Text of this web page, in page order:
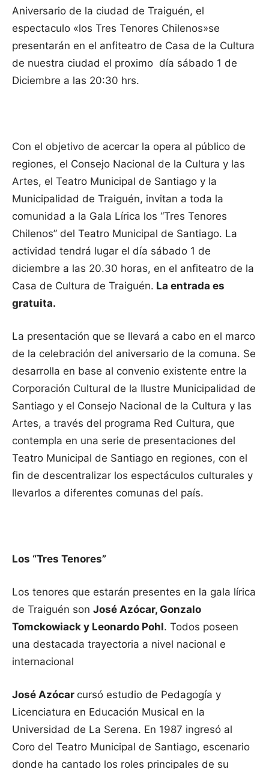
Aniversario de la ciudad de Traiguén, el
espectaculo «los Tres Tenores Chilenos»se
presentarán en el anfiteatro de Casa de la Cultura
de nuestra ciudad el proximo día sábado 1 de
Diciembre a las 20:30 hrs.
Con el objetivo de acercar la opera al público de
regiones, el Consejo Nacional de la Cultura y las
Artes, el Teatro Municipal de Santiago y la
Municipalidad de Traiguén, invitan a toda la
comunidad a la Gala Lírica los “Tres Tenores
Chilenos” del Teatro Municipal de Santiago. La
actividad tendrá lugar el día sábado 1 de
diciembre a las 20.30 horas, en el anfiteatro de la
Casa de Cultura de Traiguén. La entrada es
gratuita.
La presentación que se llevará a cabo en el marco
de la celebración del aniversario de la comuna. Se
desarrolla en base al convenio existente entre la
Corporación Cultural de la Ilustre Municipalidad de
Santiago y el Consejo Nacional de la Cultura y las
Artes, a través del programa Red Cultura, que
contempla en una serie de presentaciones del
Teatro Municipal de Santiago en regiones, con el
fin de descentralizar los espectáculos culturales y
llevarlos a diferentes comunas del país.
Los “Tres Tenores”
Los tenores que estarán presentes en la gala lírica
de Traiguén son José Azócar, Gonzalo
Tomckowiack y Leonardo Pohl. Todos poseen
una destacada trayectoria a nivel nacional e
internacional
José Azócar cursó estudio de Pedagogía y
Licenciatura en Educación Musical en la
Universidad de La Serena. En 1987 ingresó al
Coro del Teatro Municipal de Santiago, escenario
donde ha cantado los roles principales de su